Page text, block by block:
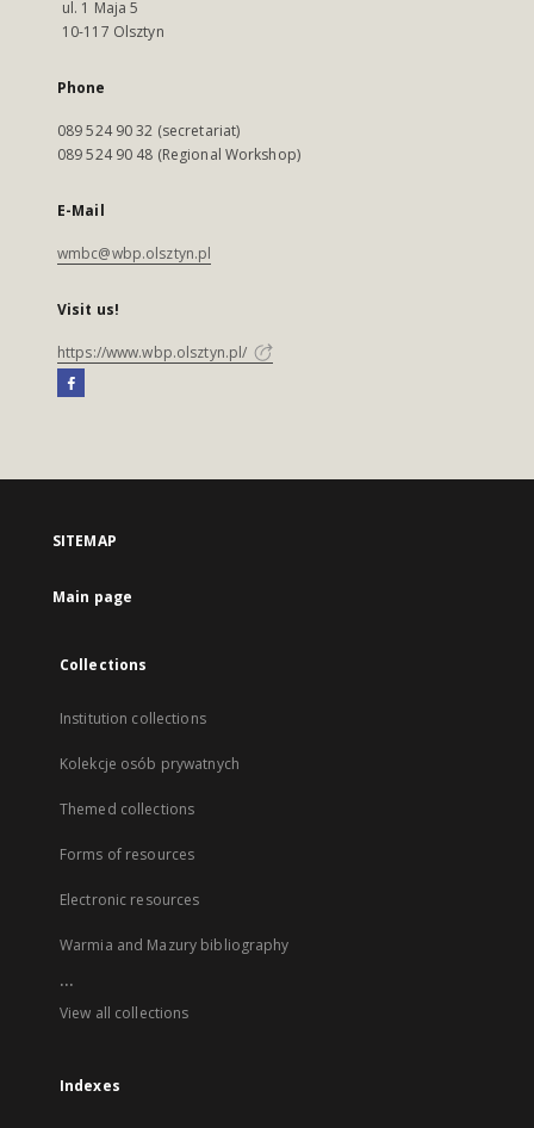
ul. 1 Maja 5
10-117 Olsztyn
Phone
089 524 90 32 (secretariat)
089 524 90 48 (Regional Workshop)
E-Mail
wmbc@wbp.olsztyn.pl
Visit us!
https://www.wbp.olsztyn.pl/
SITEMAP
Main page
Collections
Institution collections
Kolekcje osób prywatnych
Themed collections
Forms of resources
Electronic resources
Warmia and Mazury bibliography
...
View all collections
Indexes